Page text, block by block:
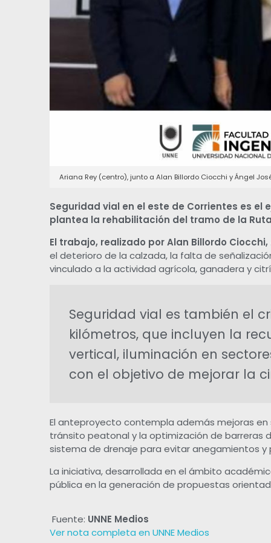
v
a
r
o
p
r
e
h
b
Ariana Rey (centro), junto a Alan Billordo Ciocchi y Ángel
Seguridad vial en el este de Corrientes es
plantea la rehabilitación del tramo de la
El trabajo, realizado por Alan Billordo
el deterioro de la calzada, la falta de
vinculado a la actividad agrícola, ganadera y
Seguridad vial es también el
kilómetros, que incluyen la
vertical, iluminación en
con el objetivo de mejorar la
El anteproyecto contempla además mejoras
tránsito peatonal y la optimización de barreras
sistema de drenaje para evitar anegamientos y
La iniciativa, desarrollada en el ámbito
pública en la generación de propuestas
Fuente: UNNE Medios
Ver nota completa en UNNE Medios